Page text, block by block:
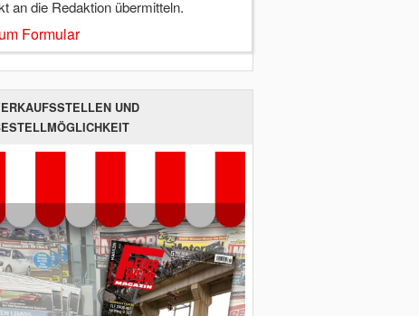
an die Redaktion übermitteln.
Formular
UND